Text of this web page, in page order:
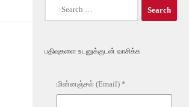
பதிவுகளை உடனுக்குடன் வாசிக்க
மின்னஞ்சல் (Email) *